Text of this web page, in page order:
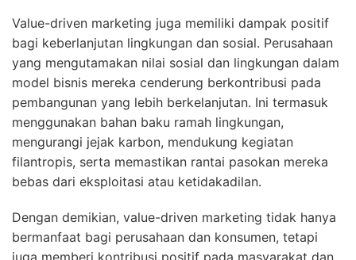
Value-driven marketing juga memiliki dampak positif
bagi keberlanjutan lingkungan dan sosial. Perusahaan
yang mengutamakan nilai sosial dan lingkungan dalam
model bisnis mereka cenderung berkontribusi pada
pembangunan yang lebih berkelanjutan. Ini termasuk
menggunakan bahan baku ramah lingkungan,
mengurangi jejak karbon, mendukung kegiatan
filantropis, serta memastikan rantai pasokan mereka
bebas dari eksploitasi atau ketidakadilan.
Dengan demikian, value-driven marketing tidak hanya
bermanfaat bagi perusahaan dan konsumen, tetapi